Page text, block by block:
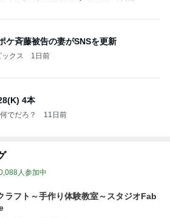
ケ斉藤被告の妻がSNSを更新
クス 1日前
4本
でだろ？ 11日前
人参加中
ラフト～手作り体験教室～スタジオFab